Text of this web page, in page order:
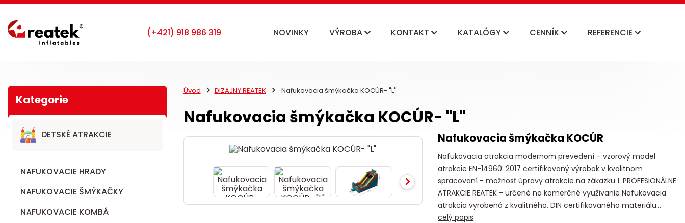
NOVINKY VÝROBA KONTAKT KATALÓGY CENNÍK REFERENCIE
DETSKÉ ATRAKCIE
NAFUKOVACIE HRADY
NAFUKOVACIE ŠMÝKAČKY
NAFUKOVACIE KOMBÁ
Úvod DIZAJNY REATEK Nafukovacia šmýkačka KOCÚR- "L"
Nafukovacia šmýkačka KOCÚR- "L"
Nafukovacia šmýkačka KOCÚR
Nafukovacia atrakcia modernom prevedení – vzorový model
atrakcie EN-14960: 2017 certifikovaný výrobok v kvalitnom
spracovaní - možnosť úpravy atrakcie na zákazku 1. PROFESIONÁLNE
ATRAKCIE REATEK - určené na komerčné využívanie Nafukovacia
atrakcia vyrobená z kvalitného, DIN certifikovaného materiálu...
celý popis